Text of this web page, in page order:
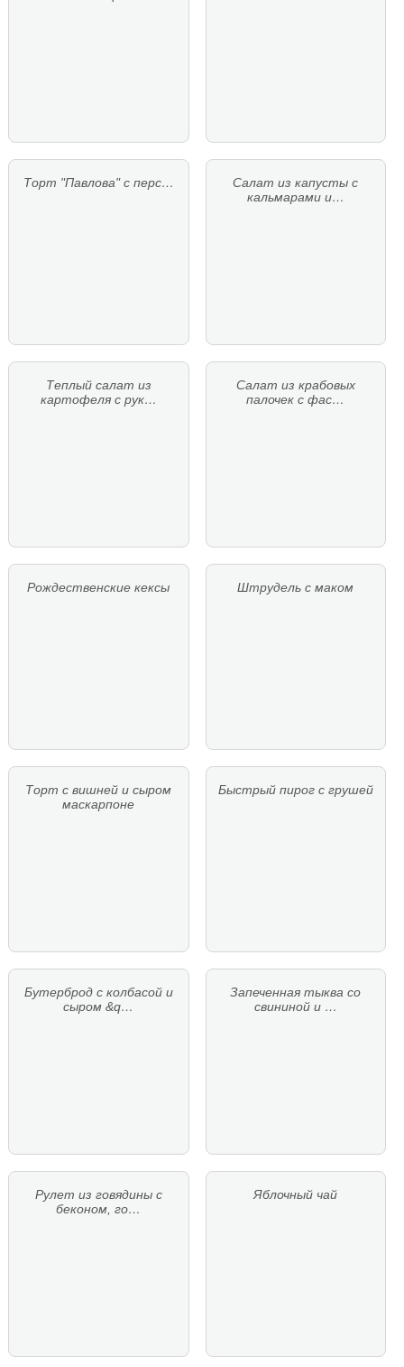
Торт "Павлова" с перс…
Салат из капусты с
кальмарами и…
Теплый салат из
картофеля с рук…
Салат из крабовых
палочек с фас…
Рождественские кексы Штрудель с маком
Торт с вишней и сыром
маскарпоне
Быстрый пирог с грушей
Бутерброд с колбасой и
сыром &q…
Запеченная тыква со
свининой и …
Рулет из говядины с
беконом, го…
Яблочный чай